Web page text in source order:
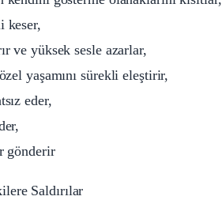
keser,
ve yüksek sesle azarlar,
yaşamını sürekli eleştirir,
eder,
gönderir
Saldırılar